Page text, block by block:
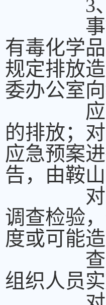
3、危
事故报
有毒化学
规定排放
委办公室
应急措
的排放；
应急预案
告，由鞍
对不明
调查检验
度或可能
查明原
组织人员实